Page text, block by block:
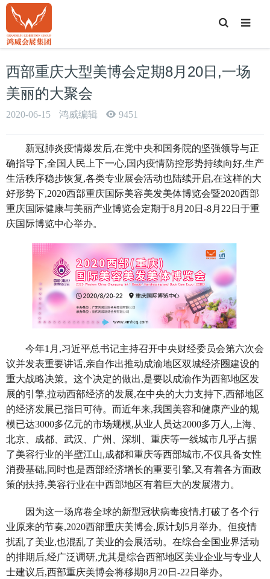
T
o
g
S
e
西部重庆大型美博会定期8月20日,一场
美丽的大聚会
2020-06-15 鸿威编辑 9451
新冠肺炎疫情爆发后,在党中央和国务院的坚强领导与正
确指导下,全国人民上下一心,国内疫情防控形势持续向好,生产
生活秩序稳步恢复,各类专业展会活动也陆续开启,在这样的大
好形势下,2020西部重庆国际美容美发美体博览会暨2020西部
重庆国际健康与美丽产业博览会定期于8月20日-8月22日于重
庆国际博览中心举办。
今年1月,习近平总书记主持召开中央财经委员会第六次会
议并发表重要讲话,亲自作出推动成渝地区双城经济圈建设的
重大战略决策。这个决定的做出,是要以成渝作为西部地区发
展的引擎,拉动西部经济的发展,在中央的大力支持下,西部地区
的经济发展已指日可待。而近年来,我国美容和健康产业的规
模已达3000多亿元的市场规模,从业人员达2000多万人,上海、
北京、成都、武汉、广州、深圳、重庆等一线城市几乎占据
了美容行业的半壁江山,成都和重庆等西部城市,不仅具备女性
消费基础,同时也是西部经济增长的重要引擎,又有着各方面政
策的扶持,美容行业在中西部地区有着巨大的发展潜力。
因为这一场席卷全球的新型冠状病毒疫情,打破了各个行
业原来的节奏,2020西部重庆美博会,原计划5月举办。但疫情
扰乱了美业,也混乱了美业的会展活动。在综合全国业界活动
的排期后,经广泛调研,尤其是综合西部地区美业企业与专业人
士建议后,西部重庆美博会将移期8月20日-22日举办。